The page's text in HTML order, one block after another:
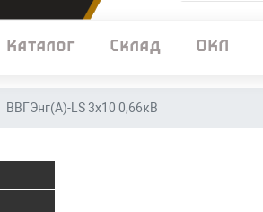
Каталог Склад ОКЛ
ВВГЭнг(А)-LS 3х10 0,66кВ